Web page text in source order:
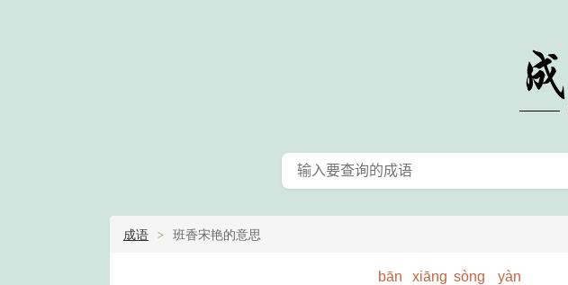
成语 班香宋艳的意思
bān xiāng sòng yàn